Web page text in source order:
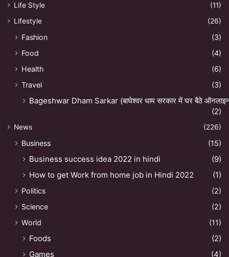
Life Style
(11)
Lifestyle
(26)
Fashion
(3)
Food
(4)
Health
(6)
Travel
(3)
Bageshwar Dham Sarkar (बाघेश्वर धाम सरकार में घर बैठे
(2)
News (226)
Business (15)
Business success idea 2022 in hindi
(9)
How to get Work from home job in Hindi 2022
(1)
Politics
(2)
Science
(2)
World
(11)
Foods
(2)
Games
(4)